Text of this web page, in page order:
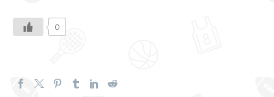
0